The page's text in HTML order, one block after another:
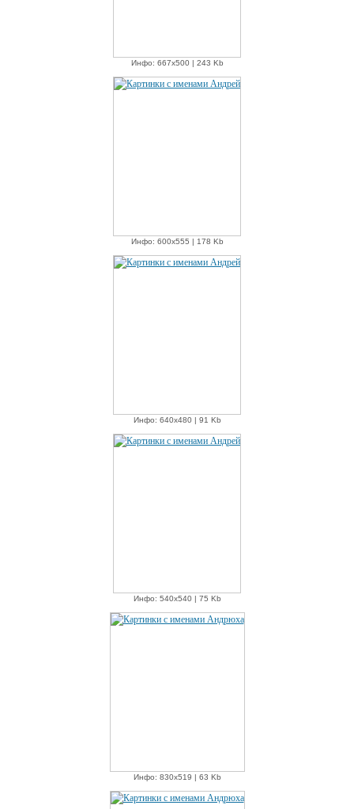
Инфо: 667х500 | 243 Kb
Инфо: 600х555 | 178 Kb
Инфо: 640х480 | 91 Kb
Инфо: 540х540 | 75 Kb
Инфо: 830х519 | 63 Kb